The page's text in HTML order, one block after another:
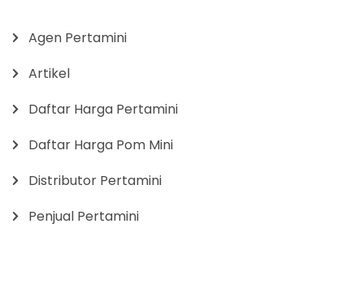
Agen Pertamini
Artikel
Daftar Harga Pertamini
Daftar Harga Pom Mini
Distributor Pertamini
Penjual Pertamini